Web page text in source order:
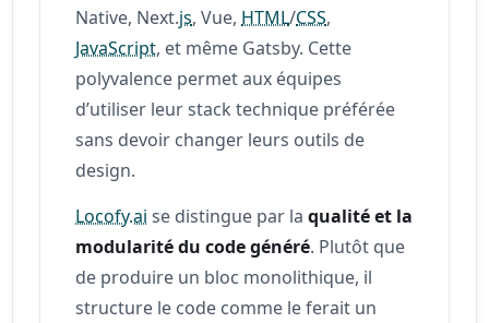
Native, Next.js, Vue, HTML/CSS,
JavaScript, et même Gatsby. Cette
polyvalence permet aux équipes
d’utiliser leur stack technique préférée
sans devoir changer leurs outils de
design.
Locofy.ai se distingue par laqualité et la
modularité du code généré. Plutôt que
de produire un bloc monolithique, il
structure le code comme le ferait un